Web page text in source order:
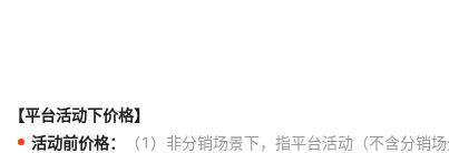
【平台活动下价格】
活动前价格：
（1）非分销场景下，指平台活动（不含分销